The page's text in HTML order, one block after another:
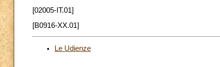
[02005-IT.01]
[B0916-XX.01]
Le Udienze